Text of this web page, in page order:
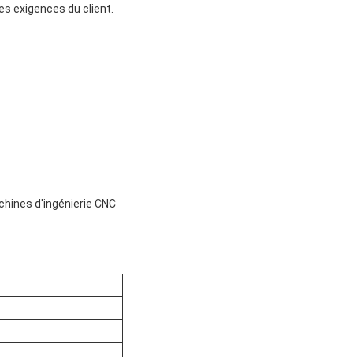
exigences du client.
d'ingénierie CNC